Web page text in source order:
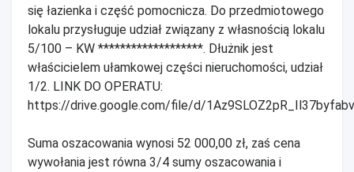
się łazienka i część pomocnicza. Do przedmiotowego
lokalu przysługuje udział związany z własnością lokalu
5/100 – KW *******************. Dłużnik jest
właścicielem ułamkowej części nieruchomości, udział
1/2. LINK DO OPERATU:
https://drive.google.com/file/d/
Suma oszacowania wynosi 52 000,00 zł, zaś cena
wywołania jest równa 3/4 sumy oszacowania i